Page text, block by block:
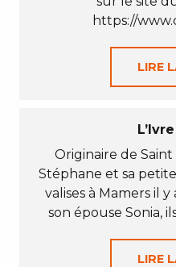
https://
LIRE
Originaire de Saint
Stéphane et sa
valises à Mamers il
son épouse Sonia,
LIRE